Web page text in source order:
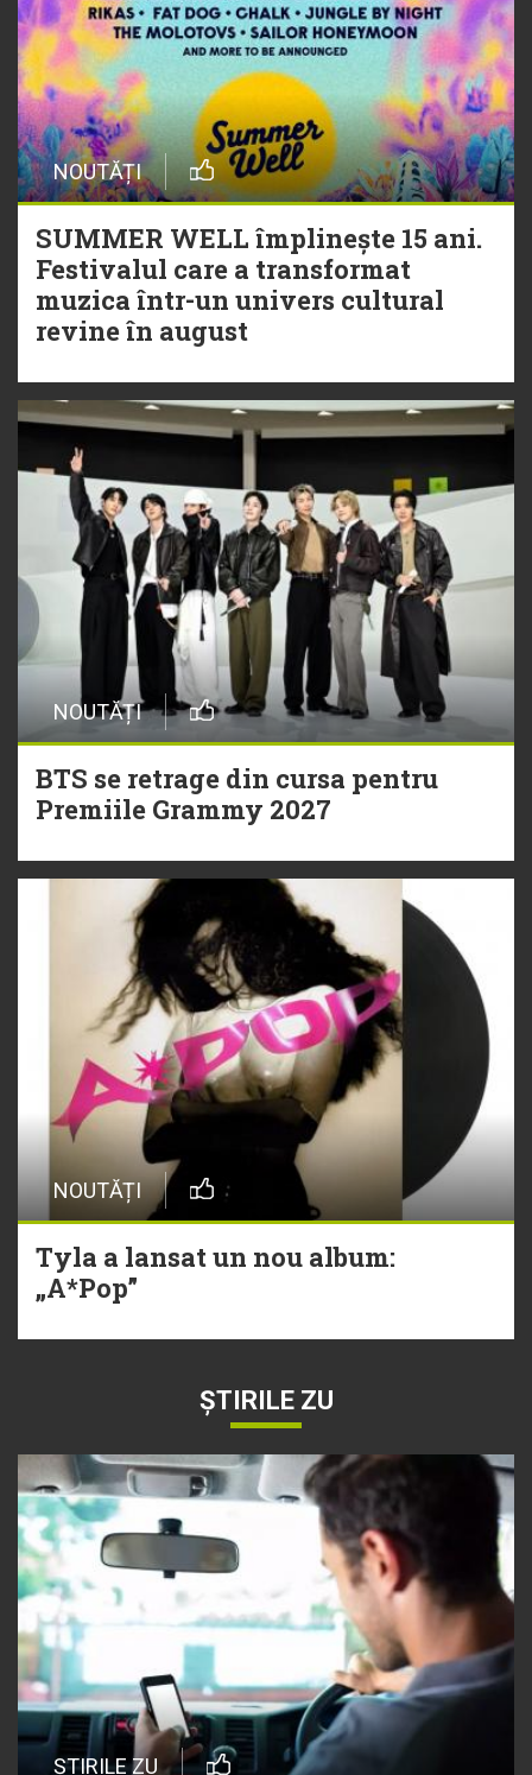
NOUTĂȚI
SUMMER WELL împlinește 15 ani.
Festivalul care a transformat
muzica într-un univers cultural
revine în august
NOUTĂȚI
BTS se retrage din cursa pentru
Premiile Grammy 2027
NOUTĂȚI
Tyla a lansat un nou album:
„A*Pop”
ȘTIRILE ZU
ȘTIRILE ZU